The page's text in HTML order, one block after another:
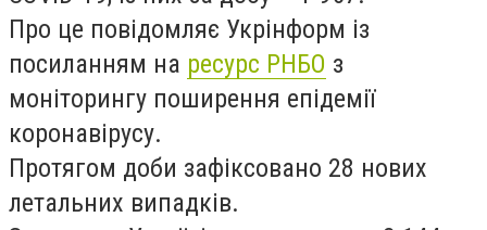
Про це повідомляє Укрінформ із
посиланням на ресурс РНБО з
моніторингу поширення епідемії
коронавірусу.
Протягом доби зафіксовано 28 нових
летальних випадків.